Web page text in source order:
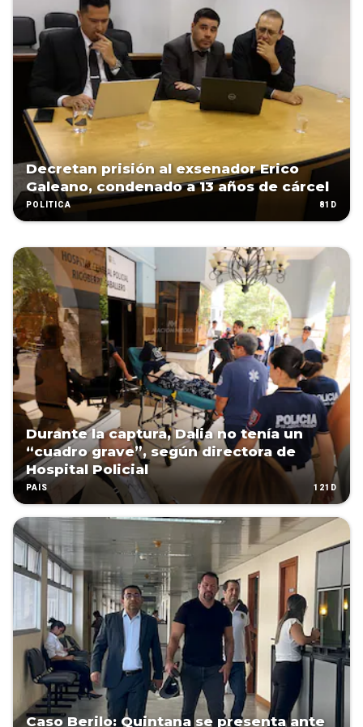
Decretan prisión al exsenador Erico
Galeano, condenado a 13 años de cárcel
POLÍTICA 81D
Durante la captura, Dalia no tenía un
“cuadro grave”, según directora de
Hospital Policial
PAÍS 121D
Caso Berilo: Quintana se presenta ante